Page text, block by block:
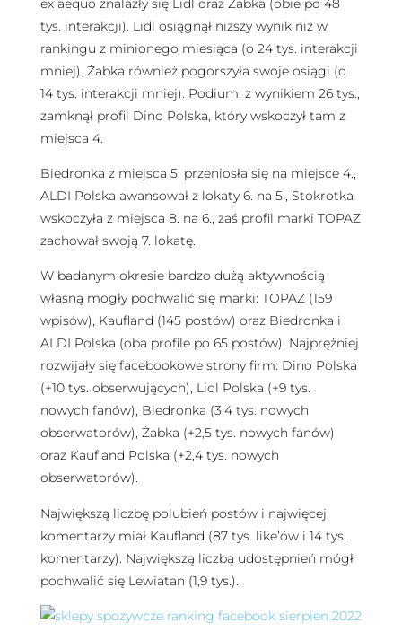
ex aequo znalazły się Lidl oraz Żabka (obie po 48
tys. interakcji). Lidl osiągnął niższy wynik niż w
rankingu z minionego miesiąca (o 24 tys. interakcji
mniej). Żabka również pogorszyła swoje osiągi (o
14 tys. interakcji mniej). Podium, z wynikiem 26 tys.,
zamknął profil Dino Polska, który wskoczył tam z
miejsca 4.
Biedronka z miejsca 5. przeniosła się na miejsce 4.,
ALDI Polska awansował z lokaty 6. na 5., Stokrotka
wskoczyła z miejsca 8. na 6., zaś profil marki TOPAZ
zachował swoją 7. lokatę.
W badanym okresie bardzo dużą aktywnością
własną mogły pochwalić się marki: TOPAZ (159
wpisów), Kaufland (145 postów) oraz Biedronka i
ALDI Polska (oba profile po 65 postów). Najprężniej
rozwijały się facebookowe strony firm: Dino Polska
(+10 tys. obserwujących), Lidl Polska (+9 tys.
nowych fanów), Biedronka (3,4 tys. nowych
obserwatorów), Żabka (+2,5 tys. nowych fanów)
oraz Kaufland Polska (+2,4 tys. nowych
obserwatorów).
Największą liczbę polubień postów i najwięcej
komentarzy miał Kaufland (87 tys. like’ów i 14 tys.
komentarzy). Największą liczbą udostępnień mógł
pochwalić się Lewiatan (1,9 tys.).